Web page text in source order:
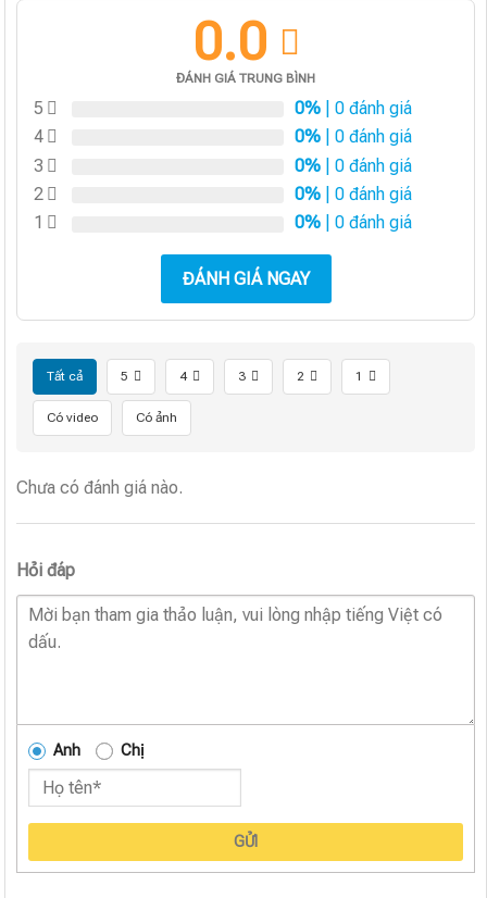
0.0
ĐÁNH GIÁ TRUNG BÌNH
5 0% | 0 đánh giá
4
0% | 0 đánh giá
3
0% | 0 đánh giá
2
0% | 0 đánh giá
1
0% | 0 đánh giá
ĐÁNH GIÁ NGAY
Tất cả 5 4 3 2 1
Có video Có ảnh
Chưa có đánh giá nào.
Hỏi đáp
Anh Chị
GỬI